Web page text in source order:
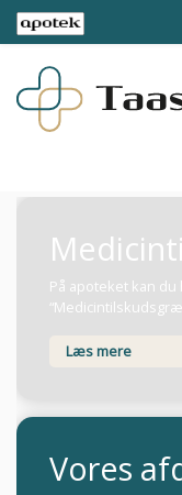
På apoteket kan
Læs mere
Vores